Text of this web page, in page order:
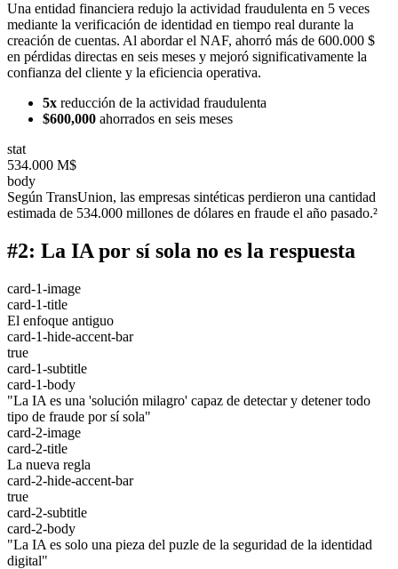
Una entidad financiera redujo la actividad fraudulenta en 5 veces
mediante la verificación de identidad en tiempo real durante la
creación de cuentas. Al abordar el NAF, ahorró más de 600.000 $
en pérdidas directas en seis meses y mejoró significativamente la
confianza del cliente y la eficiencia operativa.
5x reducción de la actividad fraudulenta
$600,000 ahorrados en seis meses
stat
534.000 M$
body
Según TransUnion, las empresas sintéticas perdieron una cantidad
estimada de 534.000 millones de dólares en fraude el año pasado.²
#2: La IA por sí sola no es la respuesta
card-1-image
card-1-title
El enfoque antiguo
card-1-hide-accent-bar
true
card-1-subtitle
card-1-body
"La IA es una 'solución milagro' capaz de detectar y detener todo
tipo de fraude por sí sola"
card-2-image
card-2-title
La nueva regla
card-2-hide-accent-bar
true
card-2-subtitle
card-2-body
"La IA es solo una pieza del puzle de la seguridad de la identidad
digital"